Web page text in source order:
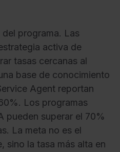
programa. Las
activa de
tasas cercanas al
base de conocimiento
Agent reportan
Los programas
pueden superar el 70%
La meta no es el
sino la tasa más alta en